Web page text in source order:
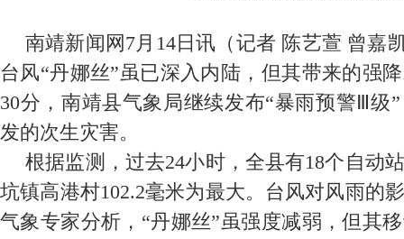
南靖新闻网7月14日讯（记者 陈艺萱 曾嘉
台风“丹娜丝”虽已深入内陆，但其带来的强
30分，南靖县气象局继续发布“暴雨预警Ⅲ级
发的次生灾害。
根据监测，过去24小时，全县有18个自动
坑镇高港村102.2毫米为最大。台风对风雨的
气象专家分析，“丹娜丝”虽强度减弱，但其